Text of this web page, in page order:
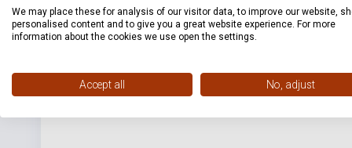
(Leltár alatt akiszállítással kértwebrendeléseket
We may place these for analysis of our visitor data, to improve our website,
personalised content and to give you a great website experience. For more
information about the cookies we use open the settings.
Accept all No, adjust